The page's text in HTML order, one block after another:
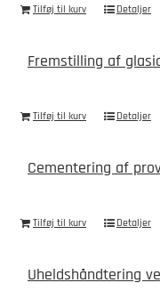
Tilføj til kurv Detaljer
Fremstilling af
Tilføj til kurv Detaljer
Cementering af
Tilføj til kurv Detaljer
Uheldshåndtering